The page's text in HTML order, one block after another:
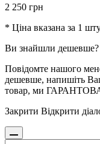
2 250 грн
* Ціна вказана за 1
Ви знайшли дешевше?
Повідомте нашого
дешевше, напишіть
товар, ми
Закрити Відкрити